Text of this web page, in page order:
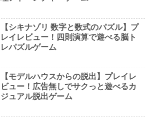
【シキナゾリ 数字と数式のパズル】プ
レイレビュー！四則演算で遊べる脳ト
レパズルゲーム
【モデルハウスからの脱出】プレイレ
ビュー！広告無しでサクっと遊べるカ
ジュアル脱出ゲーム